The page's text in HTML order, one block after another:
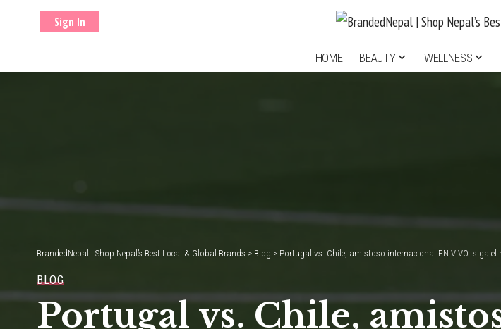
Sign In
HOME BEAUTY WELLNESS
BrandedNepal | Shop Nepal’s Best Local & Global Brands > Blog > Portugal vs. Chile, amistoso internacional EN VIVO: siga
BLOG
Portugal vs. Chile,